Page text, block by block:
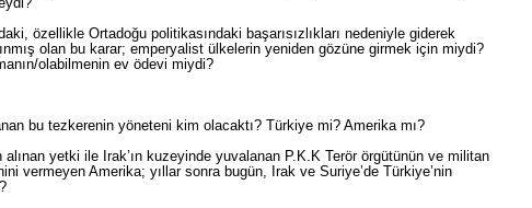
özellikle Ortadoğu politikasındaki başarısızlıkları nedeniyle giderek
olan bu karar; emperyalist ülkelerin yeniden gözüne girmek için miydi?
olabilmenin ev ödevi miydi?
bu tezkerenin yöneteni kim olacaktı? Türkiye mi? Amerika mı?
yetki ile Irak’ın kuzeyinde yuvalanan P.K.K Terör örgütünün ve militan
vermeyen Amerika; yıllar sonra bugün, Irak ve Suriye’de Türkiye’nin